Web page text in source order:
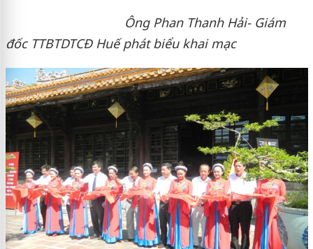
Ông Phan Thanh Hải- Giám
đốc TTBTDTCĐ Huế phát biểu khai mạc